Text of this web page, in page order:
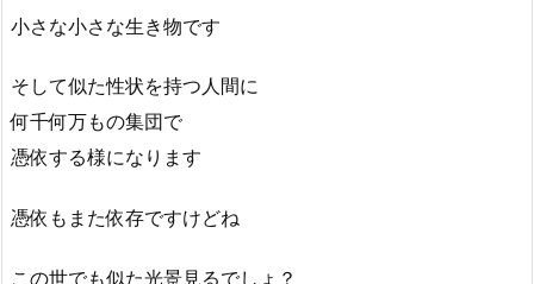
小さな小さな生き物です
そして似た性状を持つ人間に
何千何万もの集団で
憑依する様になります
憑依もまた依存ですけどね
この世でも似た光景見るでしょ？